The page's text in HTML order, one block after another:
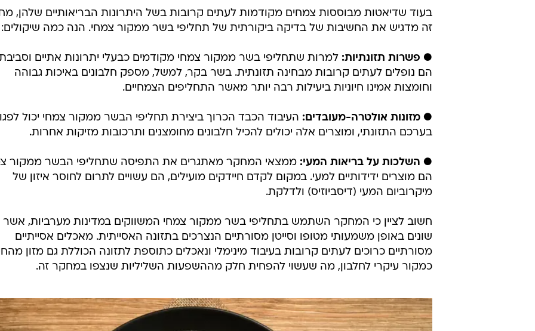
בעוד שדיאטות מבוססות צמחים מקודמות לעתים קרובות בשל היתרונות הבריאותיים שלהן,
זה מדגיש את החשיבות של בדיקה ביקורתית של תחליפי בשר ממקור צמחי. הנה כמה שיקולים:
● פשרות תזונתיות: למרות שתחליפי בשר ממקור צמחי מקודמים כבעלי יתרונות אתיים
הם נופלים לעתים קרובות מבחינה תזונתית. בשר בקר, למשל, מספק חלבונים באיכות גבוהה
וחומצות אמינו חיוניות ביעילות רבה יותר מאשר התחליפים הצמחיים.
● מזונות אולטרה-מעובדים: העיבוד הכבד הכרוך ביצירת תחליפי הבשר ממקור צמחי יכול
בערכם התזונתי, ומוצרים אלה יכולים להכיל חלבונים מחומצנים ותרכובות מזיקות אחרות.
● השלכות על בריאות המעי: ממצאי המחקר מאתגרים את התפיסה שתחליפי הבשר ממקור
הם מוצרים ידידותיים למעי. במקום לקדם חיידקים מועילים, הם עשויים לתרום לחוסר איזון של
מיקרוביום המעי (דיסביוזיס) ולדלקת.
חשוב לציין כי המחקר השתמש בתחליפי בשר ממקור צמחי המשווקים במדינות מערביות, אשר
שונים באופן משמעותי מטופו וסייטן מסורתיים הנצרכים בתזונה האסייתית. מאכלים אסייתיים
מסורתיים כרוכים לעתים קרובות בעיבוד מינימלי ונאכלים כתוספת לתזונה הכוללת גם מזון
כמקור עיקרי לחלבון, מה שעשוי להפחית חלק מההשפעות השליליות שנצפו במחקר זה.